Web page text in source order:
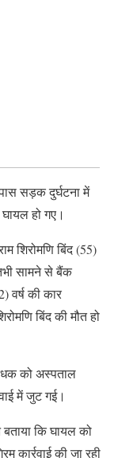
सड़क दुर्घटना में
हो गए।
शिरोमणि बिंद (55)
सामने से बैंक
वर्ष की कार
बिंद की मौत हो
को अस्पताल
में जुट गई।
बताया कि घायल को
कार्रवाई की जा रही